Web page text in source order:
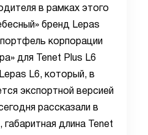
в рамках этого
бренд Lepas
корпорации
для Tenet Plus L6
L6, который, в
экспортной версией
рассказали в
длина Tenet